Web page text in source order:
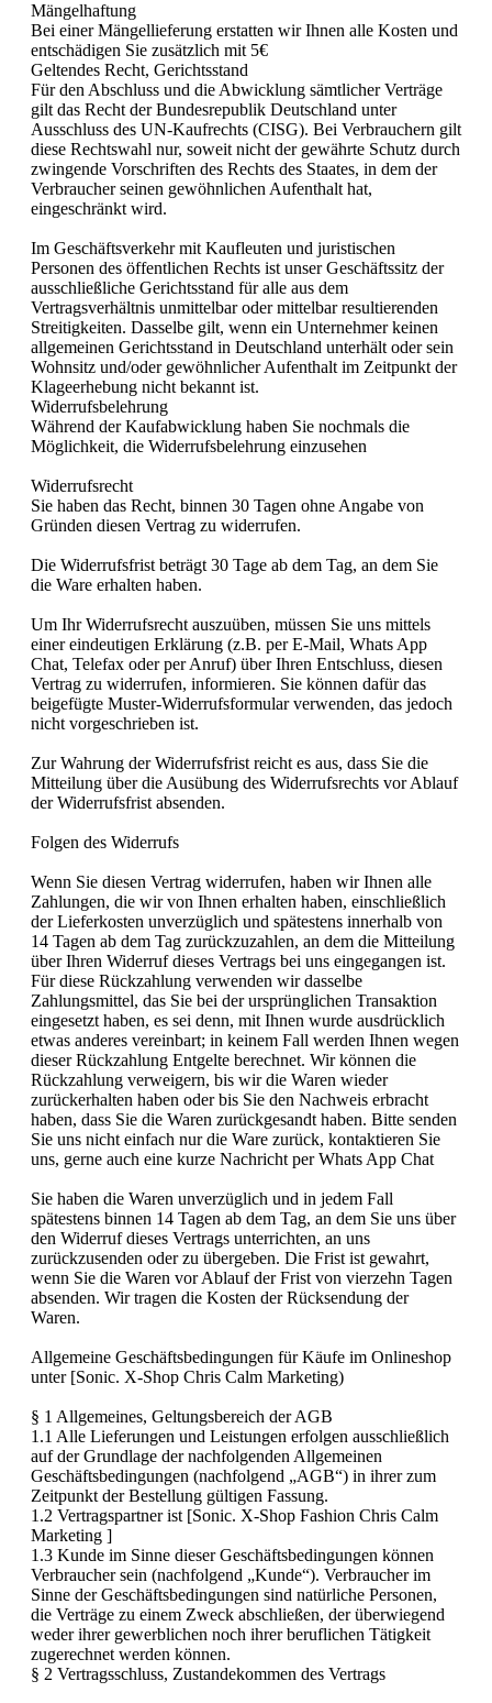
Mängelhaftung
Bei einer Mängellieferung erstatten wir Ihnen alle Kosten und
entschädigen Sie zusätzlich mit 5€
Geltendes Recht, Gerichtsstand
Für den Abschluss und die Abwicklung sämtlicher Verträge
gilt das Recht der Bundesrepublik Deutschland unter
Ausschluss des UN-Kaufrechts (CISG). Bei Verbrauchern gilt
diese Rechtswahl nur, soweit nicht der gewährte Schutz durch
zwingende Vorschriften des Rechts des Staates, in dem der
Verbraucher seinen gewöhnlichen Aufenthalt hat,
eingeschränkt wird.
Im Geschäftsverkehr mit Kaufleuten und juristischen
Personen des öffentlichen Rechts ist unser Geschäftssitz der
ausschließliche Gerichtsstand für alle aus dem
Vertragsverhältnis unmittelbar oder mittelbar resultierenden
Streitigkeiten. Dasselbe gilt, wenn ein Unternehmer keinen
allgemeinen Gerichtsstand in Deutschland unterhält oder sein
Wohnsitz und/oder gewöhnlicher Aufenthalt im Zeitpunkt der
Klageerhebung nicht bekannt ist.
Widerrufsbelehrung
Während der Kaufabwicklung haben Sie nochmals die
Möglichkeit, die Widerrufsbelehrung einzusehen
Widerrufsrecht
Sie haben das Recht, binnen 30 Tagen ohne Angabe von
Gründen diesen Vertrag zu widerrufen.
Die Widerrufsfrist beträgt 30 Tage ab dem Tag, an dem Sie
die Ware erhalten haben.
Um Ihr Widerrufsrecht auszuüben, müssen Sie uns mittels
einer eindeutigen Erklärung (z.B. per E-Mail, Whats App
Chat, Telefax oder per Anruf) über Ihren Entschluss, diesen
Vertrag zu widerrufen, informieren. Sie können dafür das
beigefügte Muster-Widerrufsformular verwenden, das jedoch
nicht vorgeschrieben ist.
Zur Wahrung der Widerrufsfrist reicht es aus, dass Sie die
Mitteilung über die Ausübung des Widerrufsrechts vor Ablauf
der Widerrufsfrist absenden.
Folgen des Widerrufs
Wenn Sie diesen Vertrag widerrufen, haben wir Ihnen alle
Zahlungen, die wir von Ihnen erhalten haben, einschließlich
der Lieferkosten unverzüglich und spätestens innerhalb von
14 Tagen ab dem Tag zurückzuzahlen, an dem die Mitteilung
über Ihren Widerruf dieses Vertrags bei uns eingegangen ist.
Für diese Rückzahlung verwenden wir dasselbe
Zahlungsmittel, das Sie bei der ursprünglichen Transaktion
eingesetzt haben, es sei denn, mit Ihnen wurde ausdrücklich
etwas anderes vereinbart; in keinem Fall werden Ihnen wegen
dieser Rückzahlung Entgelte berechnet. Wir können die
Rückzahlung verweigern, bis wir die Waren wieder
zurückerhalten haben oder bis Sie den Nachweis erbracht
haben, dass Sie die Waren zurückgesandt haben. Bitte senden
Sie uns nicht einfach nur die Ware zurück, kontaktieren Sie
uns, gerne auch eine kurze Nachricht per Whats App Chat
Sie haben die Waren unverzüglich und in jedem Fall
spätestens binnen 14 Tagen ab dem Tag, an dem Sie uns über
den Widerruf dieses Vertrags unterrichten, an uns
zurückzusenden oder zu übergeben. Die Frist ist gewahrt,
wenn Sie die Waren vor Ablauf der Frist von vierzehn Tagen
absenden. Wir tragen die Kosten der Rücksendung der
Waren.
Allgemeine Geschäftsbedingungen für Käufe im Onlineshop
unter [Sonic. X-Shop Chris Calm Marketing)
§ 1 Allgemeines, Geltungsbereich der AGB
1.1 Alle Lieferungen und Leistungen erfolgen ausschließlich
auf der Grundlage der nachfolgenden Allgemeinen
Geschäftsbedingungen (nachfolgend „AGB“) in ihrer zum
Zeitpunkt der Bestellung gültigen Fassung.
1.2 Vertragspartner ist [Sonic. X-Shop Fashion Chris Calm
Marketing ]
1.3 Kunde im Sinne dieser Geschäftsbedingungen können
Verbraucher sein (nachfolgend „Kunde“). Verbraucher im
Sinne der Geschäftsbedingungen sind natürliche Personen,
die Verträge zu einem Zweck abschließen, der überwiegend
weder ihrer gewerblichen noch ihrer beruflichen Tätigkeit
zugerechnet werden können.
§ 2 Vertragsschluss, Zustandekommen des Vertrags